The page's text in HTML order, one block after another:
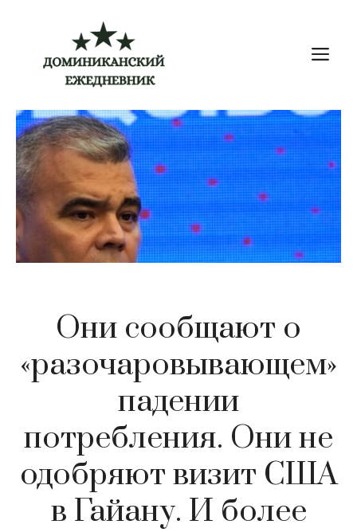
содержимому
Они сообщают о
«разочаровывающем»
падении
потребления. Они не
одобряют визит США
в Гайану. И более